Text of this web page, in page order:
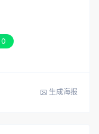
0
生成海报